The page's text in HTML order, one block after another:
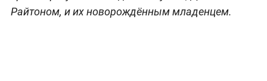
Райтоном, и их новорождённым младенцем.